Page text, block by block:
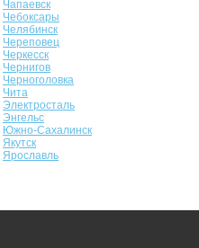
Чапаевск
Чебоксары
Челябинск
Череповец
Черкесск
Чернигов
Черноголовка
Чита
Электросталь
Энгельс
Южно-Сахалинск
Якутск
Ярославль